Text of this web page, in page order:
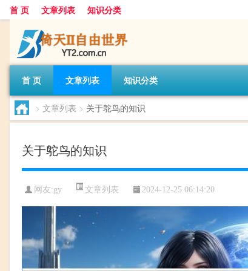
首 页 文章列表 知识分类
首 页 文章列表 知识分类
> 文章列表 > 关于鸵鸟的知识
关于鸵鸟的知识
网友:gy 文章列表 2024-12-25 06:14:20